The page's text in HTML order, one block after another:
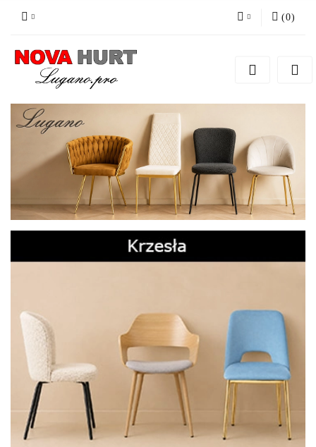
Zarejestruj się
(0)